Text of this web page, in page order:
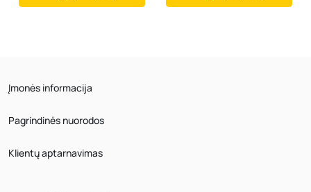
Įmonės informacija
Pagrindinės nuorodos
Klientų aptarnavimas